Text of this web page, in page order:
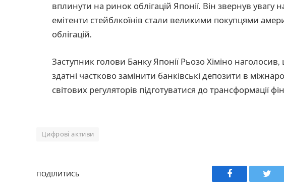
вплинути на ринок облігацій Японії. Він звернув увагу
емітенти стейблкоїнів стали великими покупцями
облігацій.
Заступник голови Банку Японії Рьозо Хіміно
здатні частково замінити банківські депозити в
світових регуляторів підготуватися до трансформації
Цифрові активи
ПОДІЛИТИСЬ Facebook